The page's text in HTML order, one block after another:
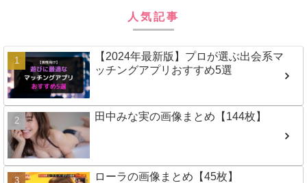
人気記事
【2024年最新版】プロが選ぶ出会系マ
ッチングアプリおすすめ5選
田中みな実の画像まとめ【144枚】
ローラの画像まとめ【45枚】